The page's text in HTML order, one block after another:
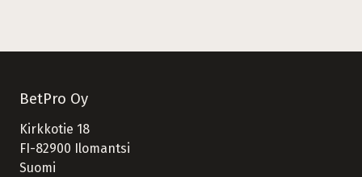
BetPro Oy
Kirkkotie 18
FI-82900 Ilomantsi
Suomi